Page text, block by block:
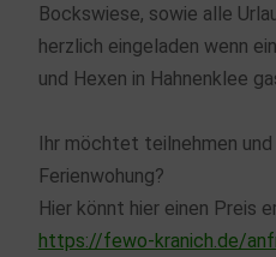
Bockswiese, sowie alle
herzlich eingeladen wenn
und Hexen in Hahnenklee
Ihr möchtet teilnehmen
Ferienwohung?
Hier könnt hier einen Preis
https://fewo-kranich.de/